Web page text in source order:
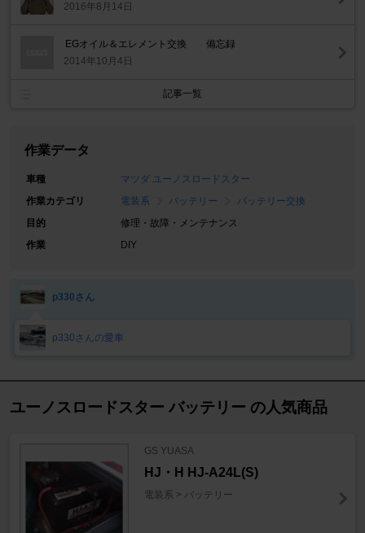
2016年8月14日
EGオイル＆エレメント交換 備忘録
2014年10月4日
記事一覧
作業データ
車種
マツダ ユーノスロードスター
作業カテゴリ
電装系 バッテリー
バッテリー交換
目的
修理・故障・メンテナンス
作業
DIY
p330さん
p330さんの愛車
ユーノスロードスター バッテリー の人気商品
GS YUASA
HJ・H HJ-A24L(S)
電装系 > バッテリー